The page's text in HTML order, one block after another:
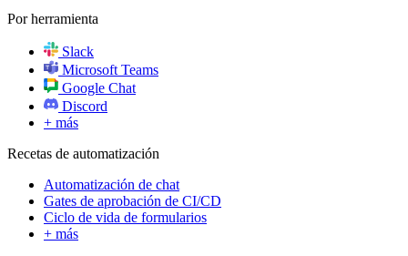
Por herramienta
Slack
Microsoft Teams
Google Chat
Discord
+ más
Recetas de automatización
Automatización de chat
Gates de aprobación de CI/CD
Ciclo de vida de formularios
+ más